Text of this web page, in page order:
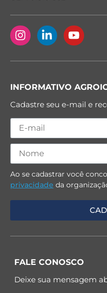
INFORMATIVO
Cadastre seu e-mail e
Ao se cadastrar você
privacidade da
FALE CONOSCO
Deixe sua mensagem